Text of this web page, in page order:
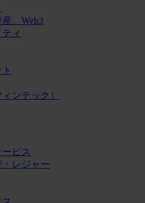
、Web3
ィ
ンテック）
ビス
レジャー